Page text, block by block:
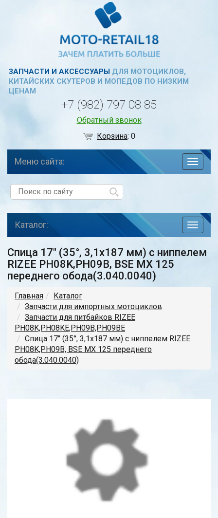
ЗАПЧАСТИ И АКСЕССУАРЫДЛЯ МОТОЦИКЛОВ,
КИТАЙСКИХ СКУТЕРОВ И МОПЕДОВ ПО НИЗКИМ
ЦЕНАМ
+7 (982) 797 08 85
Обратный звонок
Корзина:0
по
Меню сайта:
toggle
Каталог:
Спица 17" (35°, 3,1х187 мм) с ниппелем
RIZEE PH08K,PH09B, BSE MX 125
переднего обода(3.040.0040)
Главная
Каталог
Запчасти для импортных мотоциклов
Запчасти для питбайков RIZEE
PH08K,PH08KE,PH09B,PH09BE
Спица 17" (35°, 3,1х187 мм) с ниппелем RIZEE
PH08K,PH09B, BSE MX 125 переднего
обода(3.040.0040)